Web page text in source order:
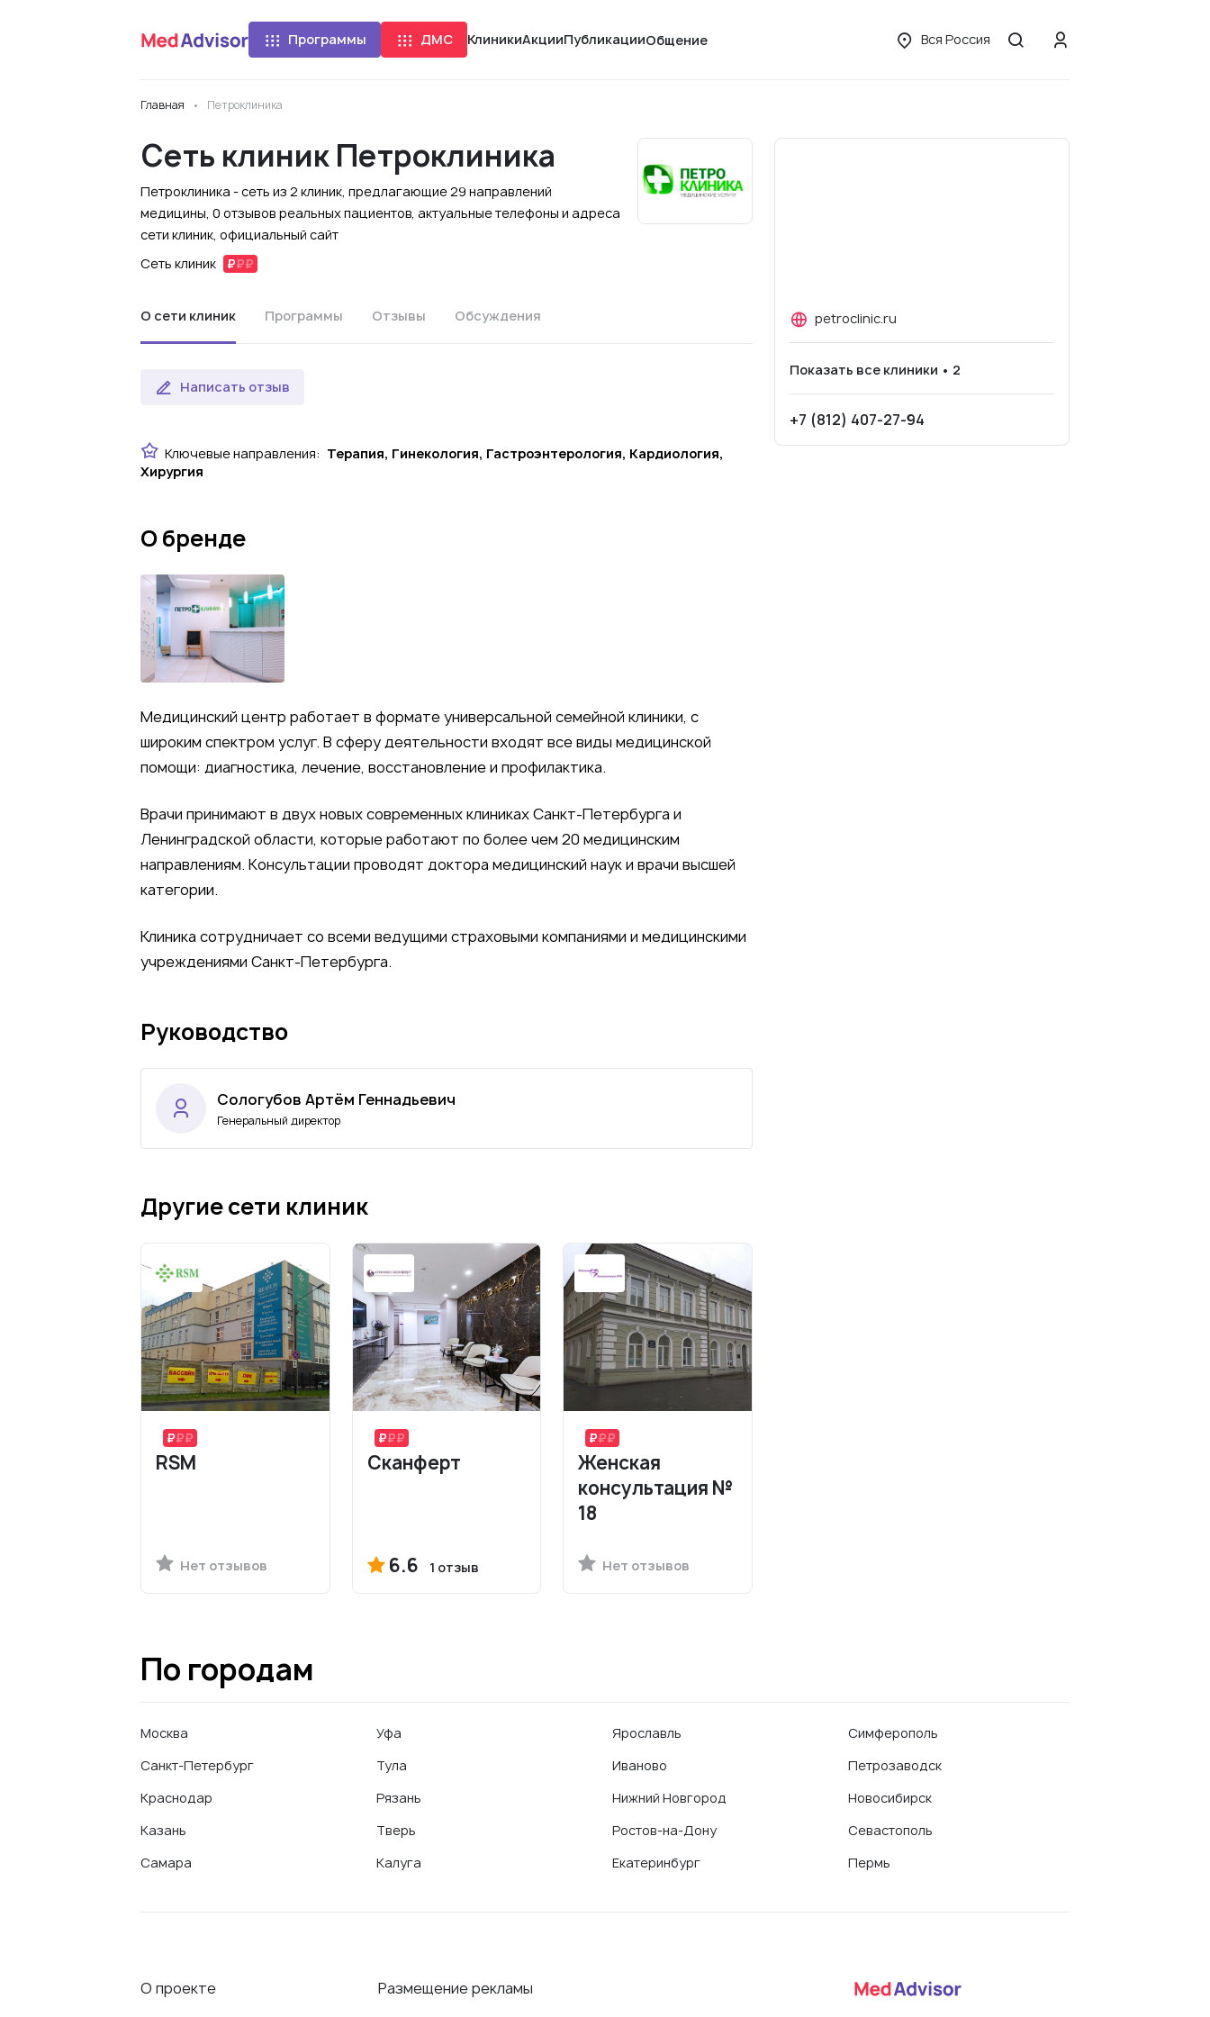
Программы ДМС КлиникиАкцииПубликацииОбщение Вся Россия
Главная Петроклиника
Сеть клиник Петроклиника
Петроклиника - сеть из 2 клиник, предлагающие 29 направлений
медицины, 0 отзывов реальных пациентов, актуальные телефоны и адреса
сети клиник, официальный сайт
Сеть клиник
О сети клиник Программы Отзывы Обсуждения
Написать отзыв
Ключевые направления: Терапия, Гинекология, Гастроэнтерология, Кардиология,
Хирургия
О бренде
Медицинский центр работает в формате универсальной семейной клиники, с
широким спектром услуг. В сферу деятельности входят все виды медицинской
помощи: диагностика, лечение, восстановление и профилактика.
Врачи принимают в двух новых современных клиниках Санкт-Петербурга и
Ленинградской области, которые работают по более чем 20 медицинским
направлениям. Консультации проводят доктора медицинский наук и врачи высшей
категории.
Клиника сотрудничает со всеми ведущими страховыми компаниями и медицинскими
учреждениями Санкт-Петербурга.
Руководство
Сологубов Артём Геннадьевич
Генеральный директор
Другие сети клиник
RSM
Нет отзывов
Сканферт
6.6 1 отзыв
Женская
консультация №
18
Нет отзывов
petroclinic.ru
Показать все клиники • 2
+7 (812) 407-27-94
По городам
Москва
Санкт-Петербург
Краснодар
Казань
Самара
Уфа
Тула
Рязань
Тверь
Калуга
Ярославль
Иваново
Нижний Новгород
Ростов-на-Дону
Екатеринбург
Симферополь
Петрозаводск
Новосибирск
Севастополь
Пермь
О проекте
Размещение рекламы